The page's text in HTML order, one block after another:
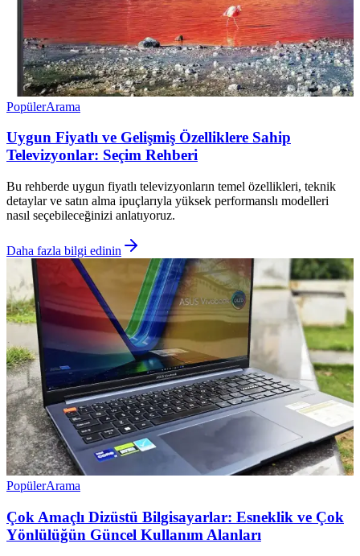
PopülerArama
Uygun Fiyatlı ve Gelişmiş Özelliklere Sahip
Televizyonlar: Seçim Rehberi
Bu rehberde uygun fiyatlı televizyonların temel özellikleri, teknik
detaylar ve satın alma ipuçlarıyla yüksek performanslı modelleri
nasıl seçebileceğinizi anlatıyoruz.
Daha fazla bilgi edinin
PopülerArama
Çok Amaçlı Dizüstü Bilgisayarlar: Esneklik ve Çok
Yönlülüğün Güncel Kullanım Alanları